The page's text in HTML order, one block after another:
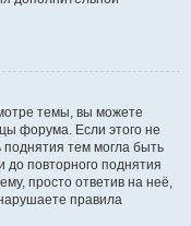
темы, вы можете
форума. Если этого не
поднятия тем могла быть
до повторного поднятия
просто ответив на неё,
правила